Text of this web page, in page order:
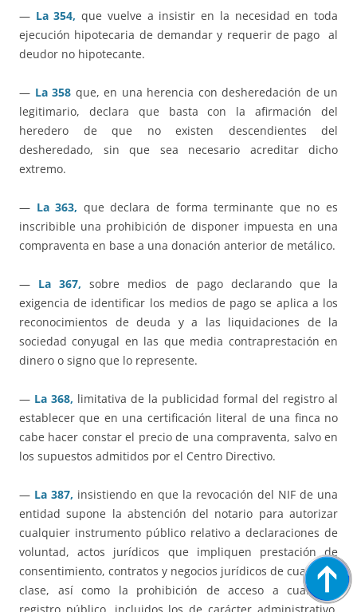
— La 354, que vuelve a insistir en la necesidad en toda
ejecución hipotecaria de demandar y requerir de pago al
deudor no hipotecante.
— La 358 que, en una herencia con desheredación de un
legitimario, declara que basta con la afirmación del
heredero de que no existen descendientes del
desheredado, sin que sea necesario acreditar dicho
extremo.
— La 363, que declara de forma terminante que no es
inscribible una prohibición de disponer impuesta en una
compraventa en base a una donación anterior de metálico.
— La 367, sobre medios de pago declarando que la
exigencia de identificar los medios de pago se aplica a los
reconocimientos de deuda y a las liquidaciones de la
sociedad conyugal en las que media contraprestación en
dinero o signo que lo represente.
— La 368, limitativa de la publicidad formal del registro al
establecer que en una certificación literal de una finca no
cabe hacer constar el precio de una compraventa, salvo en
los supuestos admitidos por el Centro Directivo.
— La 387, insistiendo en que la revocación del NIF de una
entidad supone la abstención del notario para autorizar
cualquier instrumento público relativo a declaraciones de
voluntad, actos jurídicos que impliquen prestación de
consentimiento, contratos y negocios jurídicos de cualquier
clase, así como la prohibición de acceso a cualquier